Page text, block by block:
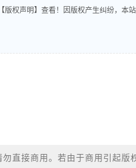
版权声明】查看！因版权产生纠纷，本站
直接商用。若由于商用引起版